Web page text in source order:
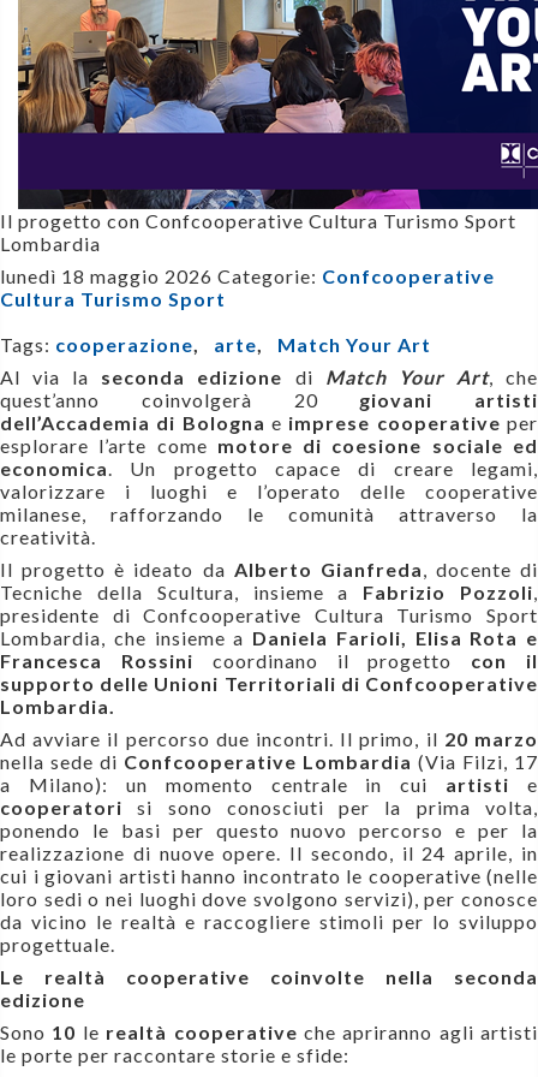
Il progetto con Confcooperative Cultura Turismo Sport
Lombardia
lunedì 18 maggio 2026 Categorie: Confcooperative
Cultura Turismo Sport
Tags: cooperazione, arte, Match Your Art
Al via la seconda edizione di Match Your Art, che
quest’anno coinvolgerà 20 giovani artisti
dell’Accademia di Bologna e imprese cooperative per
esplorare l’arte come motore di coesione sociale ed
economica. Un progetto capace di creare legami,
valorizzare i luoghi e l’operato delle cooperative
milanese, rafforzando le comunità attraverso la
creatività.
Il progetto è ideato da Alberto Gianfreda, docente di
Tecniche della Scultura, insieme a Fabrizio Pozzoli,
presidente di Confcooperative Cultura Turismo Sport
Lombardia, che insieme a Daniela Farioli, Elisa Rota e
Francesca Rossini coordinano il progetto
con il
supporto delle Unioni Territoriali di Confcooperative
Lombardia.
Ad avviare il percorso due incontri. Il primo, il 20 marzo
nella sede di Confcooperative Lombardia (Via Filzi, 17
a Milano): un momento centrale in cui artisti e
cooperatorisi sono conosciuti per la prima volta,
ponendo le basi per questo nuovo percorso e per la
realizzazione di nuove opere. Il secondo, il 24 aprile, in
cui i giovani artisti hanno incontrato le cooperative (nelle
loro sedi o nei luoghi dove svolgono servizi), per conosce
da vicino le realtà e raccogliere stimoli per lo sviluppo
progettuale.
Le realtà cooperative coinvolte nella seconda
edizione
Sono 10 le realtà cooperative che apriranno agli artisti
le porte per raccontare storie e sfide: